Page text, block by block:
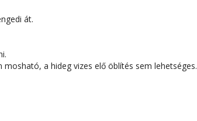
át.
a hideg vizes elő öblítés sem lehetséges.